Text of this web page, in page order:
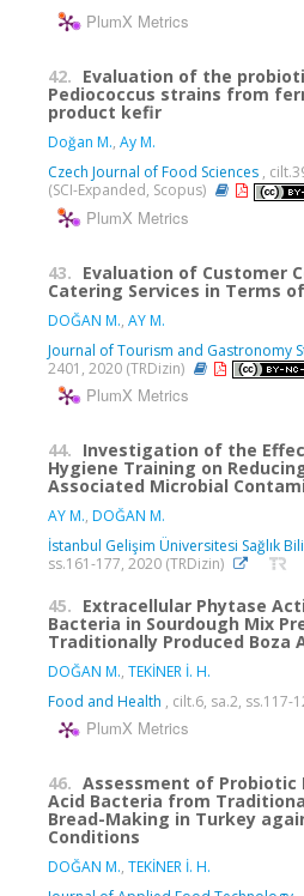
PlumX Metrics
42. Evaluation of the
Pediococcus strains from
product kefir
Doğan M., Ay M.
Czech Journal of Food Sciences ,
(SCI-Expanded, Scopus)
PlumX Metrics
43. Evaluation of Customer
Catering Services in Terms
DOĞAN M., AY M.
Journal of Tourism and Gastronomy
2401, 2020 (TRDizin)
PlumX Metrics
44. Investigation of the
Hygiene Training on
Associated Microbial
AY M., DOĞAN M.
İstanbul Gelişim Üniversitesi Sağlık
ss.161-177, 2020 (TRDizin)
45. Extracellular Phytase
Bacteria in Sourdough Mix
Traditionally Produced Boza
DOĞAN M., TEKİNER İ. H.
Food and Health , cilt.6, sa.2, ss.117-
PlumX Metrics
46. Assessment of
Acid Bacteria from
Bread-Making in Turkey
Conditions
DOĞAN M., TEKİNER İ. H.